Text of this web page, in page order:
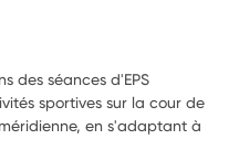
des séances d'EPS
sportives sur la cour de
en s'adaptant à